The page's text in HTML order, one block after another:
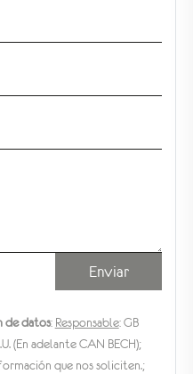
Enviar
de datos: Responsable: GB
(En adelante CAN BECH);
que nos soliciten.;